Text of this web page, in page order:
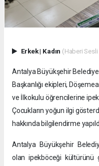
Erkek| Kadın (Haberi
Antalya Büyükşehir
Başkanlığı ekipleri,
ve İlkokulu öğrencilerine
Çocukların yoğun ilgi
hakkında bilgilendirme
Antalya Büyükşehir
olan ipekböceği kültürünü